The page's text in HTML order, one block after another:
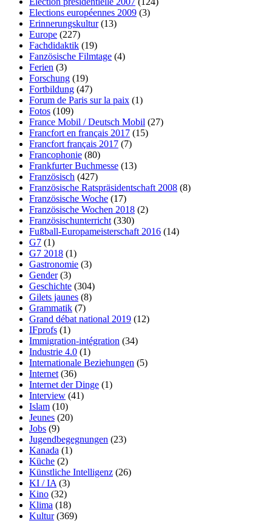
Elections européennes 2009 (3)
Erinnerungskultur(13)
Europe (227)
Fachdidaktik (19)
Fanzösische Filmtage (4)
Ferien (3)
Forschung (19)
Fortbildung (47)
Forum de Paris sur la paix (1)
Fotos (109)
France Mobil / Deutsch Mobil (27)
Francfort en français 2017 (15)
Francfort français 2017 (7)
Francophonie (80)
Frankfurter Buchmesse (13)
Französisch (427)
Französische Ratspräsidentschaft 2008 (8)
Französische Woche (17)
Französische Wochen 2018 (2)
Französischunterricht(330)
Fußball-Europameisterschaft 2016 (14)
G7 (1)
G7 2018 (1)
Gastronomie (3)
Gender(3)
Geschichte (304)
Gilets jaunes (8)
Grammatik (7)
Grand débat national 2019 (12)
IFprofs (1)
Immigration-intégration (34)
Industrie 4.0 (1)
Internationale Beziehungen (5)
Internet(36)
Internet der Dinge (1)
Interview (41)
Islam (10)
Jeunes (20)
Jobs (9)
Jugendbegegnungen (23)
Kanada (1)
Küche (2)
Künstliche Intelligenz (26)
KI / IA(3)
Kino (32)
Klima (18)
Kultur(369)